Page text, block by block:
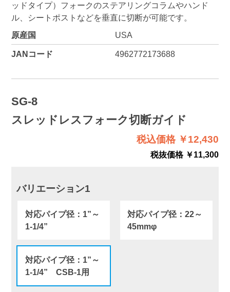
ッドタイプ）フォークのステアリングコラムやハンド
ル、シートポストなどを垂直に切断が可能です。
原産国
USA
JANコード 4962772173688
SG-8
スレッドレスフォーク切断ガイド
税込価格 ￥12,430
税抜価格 ￥11,300
バリエーション1
対応パイプ径：1”～
1-1/4”
対応パイプ径：22～
45mmφ
対応パイプ径：1”～
1-1/4” CSB-1用